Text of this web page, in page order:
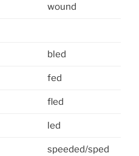
wound
bled
fed
fled
led
speeded/sped